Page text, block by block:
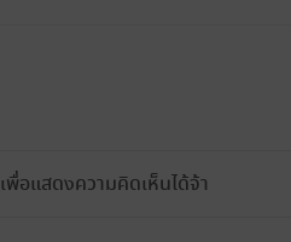
เพื่อแสดงความคิดเห็นได้จ้า